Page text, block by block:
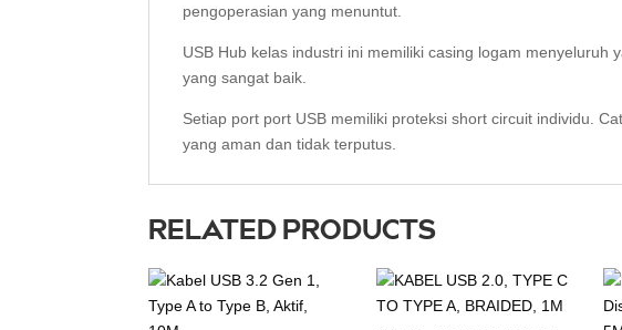
pengoperasian yang menuntut.
USB Hub kelas industri ini memiliki casing logam menyeluruh
yang sangat baik.
Setiap port port USB memiliki proteksi short circuit individu.
yang aman dan tidak terputus.
RELATED PRODUCTS